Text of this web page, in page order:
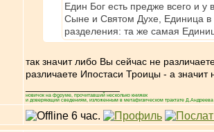
Един Бог есть предже всего и
Сыне и Святом Духе, Единица в
разделения: та же самая
так значит либо Вы сейчас не
различаете Ипостаси Троицы - а значит
новичок на форуме, прочитавший несколько книжек
и доверяющий сведениям, изложенным в метафизическом трактате